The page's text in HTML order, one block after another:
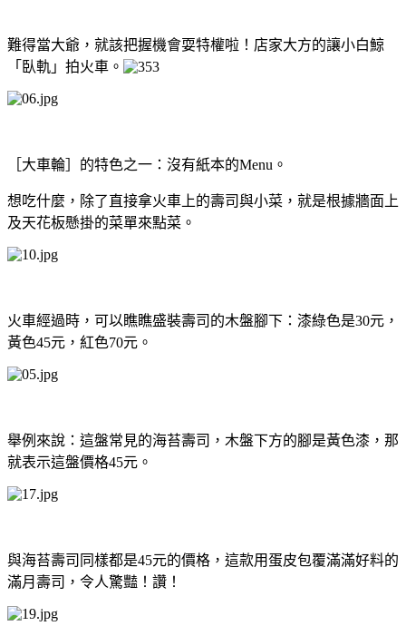
難得當大爺，就該把握機會耍特權啦！店家大方的讓小白鯨
「臥軌」拍火車。
［大車輪］的特色之一：沒有紙本的Menu。
想吃什麼，除了直接拿火車上的壽司與小菜，就是根據牆面上
及天花板懸掛的菜單來點菜。
火車經過時，可以瞧瞧盛裝壽司的木盤腳下：漆綠色是30元，
黃色45元，紅色70元。
舉例來說：這盤常見的海苔壽司，木盤下方的腳是黃色漆，那
就表示這盤價格45元。
與海苔壽司同樣都是45元的價格，這款用蛋皮包覆滿滿好料的
滿月壽司，令人驚豔！讚！